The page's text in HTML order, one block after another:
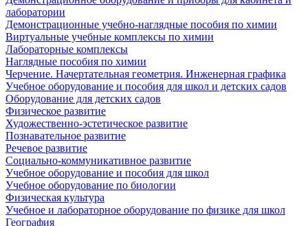
лаборатории
Демонстрационные учебно-наглядные пособия по химии
Виртуальные учебные комплексы по химии
Лабораторные комплексы
Наглядные пособия по химии
Черчение. Начертательная геометрия. Инженерная графика
Учебное оборудование и пособия для школ и детских садов
Оборудование для детских садов
Физическое развитие
Художественно-эстетическое развитие
Познавательное развитие
Речевое развитие
Социально-коммуникативное развитие
Учебное оборудование и пособия для школ
Учебное оборудование по биологии
Физическая культура
Учебное и лабораторное оборудование по физике для школ
География